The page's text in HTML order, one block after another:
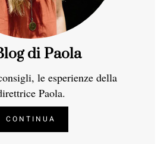
di Paola
le esperienze della
Paola.
CONTINUA